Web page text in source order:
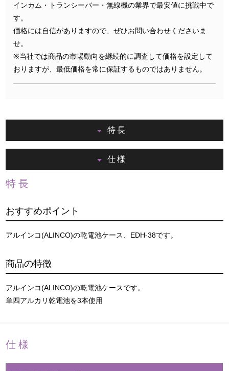
インカム・トランシーバー・無線機の業界で最安値に挑戦中で
す。
価格には自信がありますので、ぜひお問い合わせくださいま
せ。
※当社では商品の市場動向を継続的に調査して価格を設定して
おりますが、最低価格を常に保証するものではありません。
特長
仕様
特長
おすすめポイント
アルインコ(ALINCO)の乾電池ケース、EDH-38です。
商品の特徴
アルインコ(ALINCO)の乾電池ケースです。
単四アルカリ乾電池を3本使用
仕様